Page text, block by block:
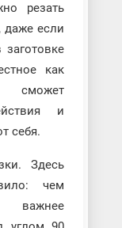
резать
даже если
как
сможет
и
себя.
Здесь
чем
важнее